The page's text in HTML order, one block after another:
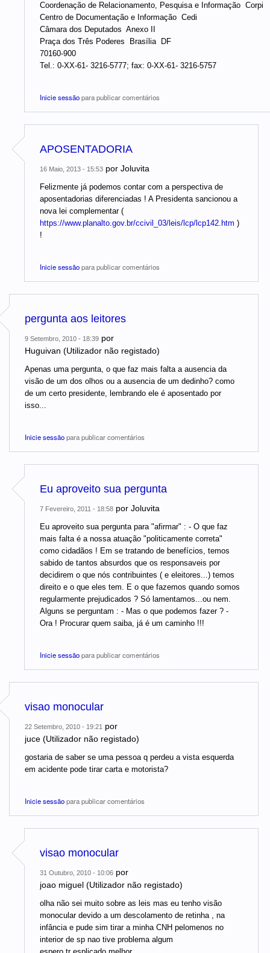
Coordenação de Relacionamento, Pesquisa e Informação  Corpi
Centro de Documentação e Informação  Cedi
Câmara dos Deputados  Anexo II
Praça dos Três Poderes  Brasília  DF
70160-900
Tel.: 0-XX-61- 3216-5777; fax: 0-XX-61- 3216-5757
Inicie sessãopara publicar comentários
APOSENTADORIA
16 Maio, 2013 - 15:53 por Joluvita
Felizmente já podemos contar com a perspectiva de
aposentadorias diferenciadas ! A Presidenta sancionou a
nova lei complementar (
https://www.planalto.gov.br/ccivil_03/leis/lcp/lcp142.htm )
!
Inicie sessãopara publicar comentários
pergunta aos leitores
9 Setembro, 2010 - 18:39 por
Huguivan (Utilizador não registado)
Apenas uma pergunta, o que faz mais falta a ausencia da
visão de um dos olhos ou a ausencia de um dedinho? como
de um certo presidente, lembrando ele é aposentado por
isso...
Inicie sessãopara publicar comentários
Eu aproveito sua pergunta
7 Fevereiro, 2011 - 18:58 por Joluvita
Eu aproveito sua pergunta para "afirmar" : - O que faz
mais falta é a nossa atuação "politicamente correta"
como cidadãos ! Em se tratando de benefícios, temos
sabido de tantos absurdos que os responsaveis por
decidirem o que nós contribuintes ( e eleitores...) temos
direito e o que eles tem. E o que fazemos quando somos
regularmente prejudicados ? Só lamentamos...ou nem.
Alguns se perguntam : - Mas o que podemos fazer ? -
Ora ! Procurar quem saiba, já é um caminho !!!
Inicie sessãopara publicar comentários
visao monocular
22 Setembro, 2010 - 19:21
por
juce (Utilizador não registado)
gostaria de saber se uma pessoa q perdeu a vista esquerda
em acidente pode tirar carta e motorista?
Inicie sessãopara publicar comentários
visao monocular
31 Outubro, 2010 - 10:06 por
joao miguel (Utilizador não registado)
olha não sei muito sobre as leis mas eu tenho visão
monocular devido a um descolamento de retinha , na
infância e pude sim tirar a minha CNH pelomenos no
interior de sp nao tive problema algum